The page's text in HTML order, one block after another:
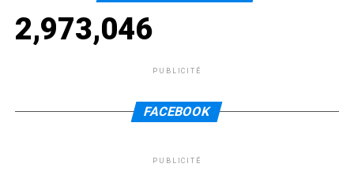
2,973,046
PUBLICITÉ
FACEBOOK
PUBLICITÉ